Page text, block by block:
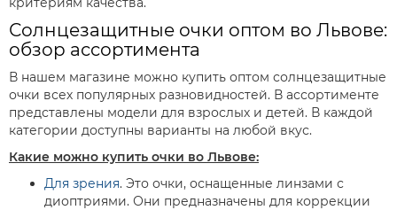
Солнцезащитные очки оптом во Львове:
обзор ассортимента
В нашем магазине можно купить оптом солнцезащитные
очки всех популярных разновидностей. В ассортименте
представлены модели для взрослых и детей. В каждой
категории доступны варианты на любой вкус.
Какие можно купить очки во Львове:
Для зрения. Это очки, оснащенные линзами с
диоптриями. Они предназначены для коррекции